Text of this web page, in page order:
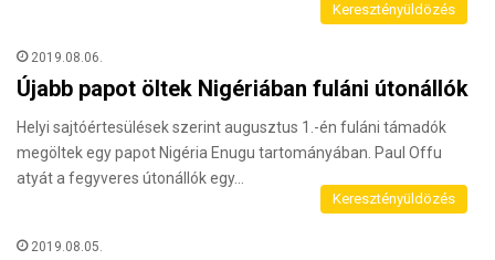
Keresztényüldözés
2019.08.06.
Újabb papot öltek Nigériában fuláni útonállók
Helyi sajtóértesülések szerint augusztus 1.-én fuláni támadók
megöltek egy papot Nigéria Enugu tartományában. Paul Offu
atyát a fegyveres útonállók egy…
Keresztényüldözés
2019.08.05.